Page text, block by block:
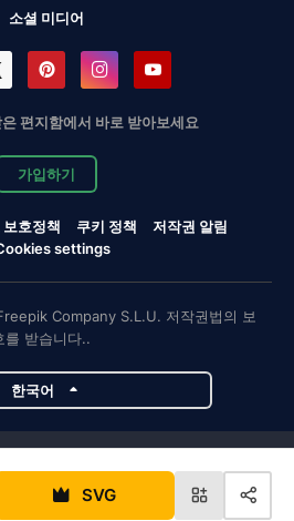
SVG
소셜 미디어
편지함에서 바로 받아보세요
가입하기
호정책 쿠키 정책
저작권 알림
settings
Company S.L.U. 저작권법의 보
를 받습니다..
한국어